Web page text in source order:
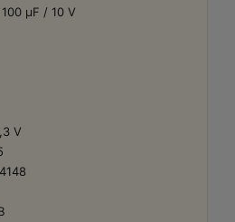
µF / 10 V
V